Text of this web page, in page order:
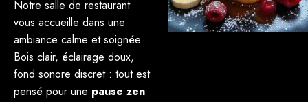
Notre salle de restaurant
vous accueille dans une
ambiance calme et soignée.
Bois clair, éclairage doux,
fond sonore discret : tout est
pensé pour une pause zen